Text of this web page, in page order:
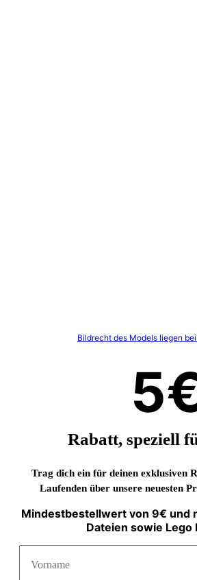
Bildrecht des Models liegen
Rabatt, speziell
Trag dich ein für deinen exklusiven
Laufenden über unsere neuesten
Mindestbestellwert von 9€ und
Dateien sowie Lego